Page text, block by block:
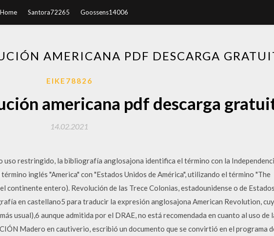
Home Santora72265 Goossens14006
AMERICANA PDF DESCARGA
EIKE78826
americana pdf descarga
14.02.2021
uso restringido, la bibliografía anglosajona identifica el término con la
inglés "America" con "Estados Unidos de América", utilizando el término "The
continente entero). Revolución de las Trece Colonias, estadounidense o de Estados
en castellano5 para traducir la expresión anglosajona American Revolution,
usual),6 aunque admitida por el DRAE, no está recomendada en cuanto al uso de
Madero en cautiverio, escribió un documento que se convirtió en el programa